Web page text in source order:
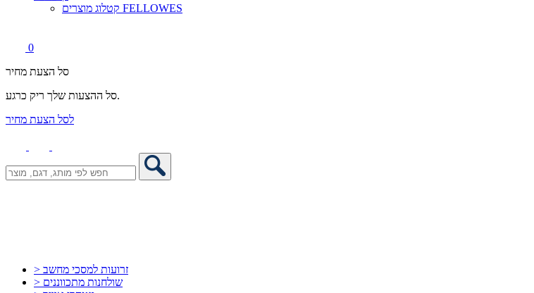
קטלוג מוצרים FELLOWES
0
סל הצעת מחיר
סל ההצעות שלך ריק כרגע.
לסל הצעת מחיר
> זרועות למסכי מחשב
> שולחנות מתכווננים